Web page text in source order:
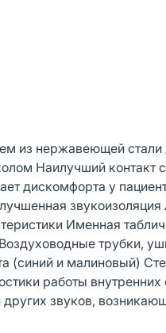
из нержавеющей стали
Наилучший контакт
дискомфорта у
Именная
трубки,
(синий и малиновый)
работы
звуков,